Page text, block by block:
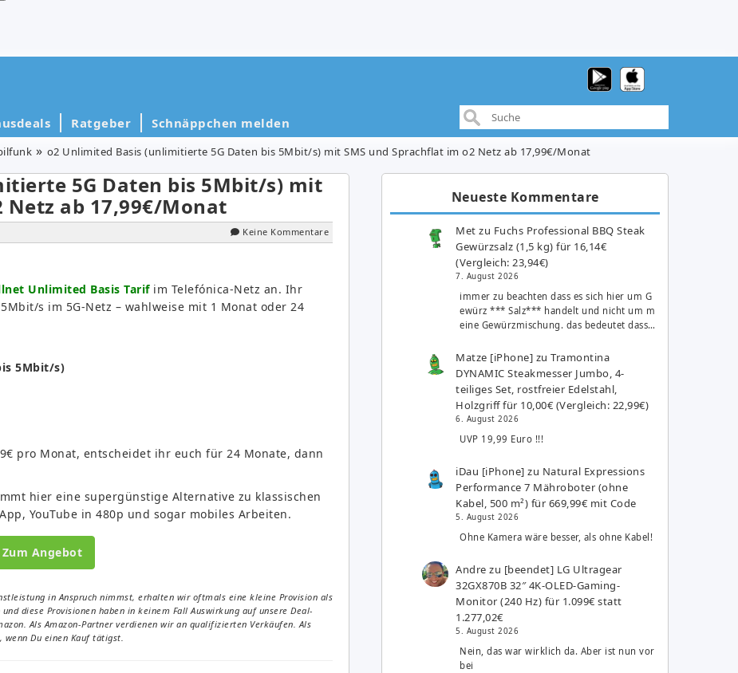
Ratgeber Schnäppchen melden
o2 Unlimited Basis (unlimitierte 5G Daten bis 5Mbit/s) mit SMS und Sprachflat im o2 Netz ab 17,99€/Monat
5G Daten bis 5Mbit/s) mit
Netz ab 17,99€/Monat
Keine Kommentare
Unlimited Basis Tarifim Telefónica-Netz an. Ihr
s im 5G-Netz – wahlweise mit 1 Monat oder 24
5Mbit/s)
pro Monat, entscheidet ihr euch für 24 Monate, dann
hier eine supergünstige Alternative zu klassischen
YouTube in 480p und sogar mobiles Arbeiten.
Zum Angebot
in Anspruch nimmst, erhalten wir oftmals eine kleine Provision als
diese Provisionen haben in keinem Fall Auswirkung auf unsere Deal-
Als Amazon-Partner verdienen wir an qualifizierten Verkäufen. Als
Du einen Kauf tätigst.
Neueste Kommentare
Met zu Fuchs Professional BBQ Steak
Gewürzsalz (1,5 kg) für 16,14€
(Vergleich: 23,94€)
7. August 2026
immer zu beachten dass es sich hier um G
ewürz *** Salz*** handelt und nicht um m
eine Gewürzmischung. das bedeutet dass…
Matze [iPhone] zuTramontina
DYNAMIC Steakmesser Jumbo, 4-
teiliges Set, rostfreier Edelstahl,
Holzgriff für 10,00€ (Vergleich: 22,99€)
6. August 2026
UVP 19,99 Euro !!!
iDau [iPhone] zu Natural Expressions
Performance 7 Mähroboter (ohne
Kabel, 500 m²) für 669,99€ mit Code
5. August 2026
Ohne Kamera wäre besser, als ohne Kabel!
Andre zu [beendet] LG Ultragear
32GX870B 32″ 4K-OLED-Gaming-
Monitor (240 Hz) für 1.099€ statt
1.277,02€
5. August 2026
Nein, das war wirklich da. Aber ist nun vor
bei